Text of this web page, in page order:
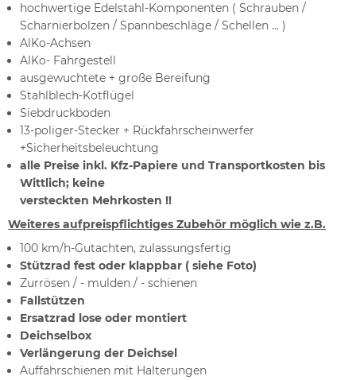
hochwertige Edelstahl-Komponenten ( Schrauben /
Scharnierbolzen / Spannbeschläge / Schellen ... )
AlKo-Achsen
AlKo- Fahrgestell
ausgewuchtete + große Bereifung
Stahlblech-Kotflügel
Siebdruckboden
13-poliger-Stecker + Rückfahrscheinwerfer
+Sicherheitsbeleuchtung
alle Preise inkl. Kfz-Papiere und Transportkosten bis
Wittlich; keine
versteckten Mehrkosten !!
Weiteres aufpreispflichtiges Zubehör möglich wie z.B.
100 km/h-Gutachten, zulassungsfertig
Stützrad fest oder klappbar ( siehe Foto)
Zurrösen / - mulden / - schienen
Fallstützen
Ersatzrad lose oder montiert
Deichselbox
Verlängerung der Deichsel
Auffahrschienen mit Halterungen